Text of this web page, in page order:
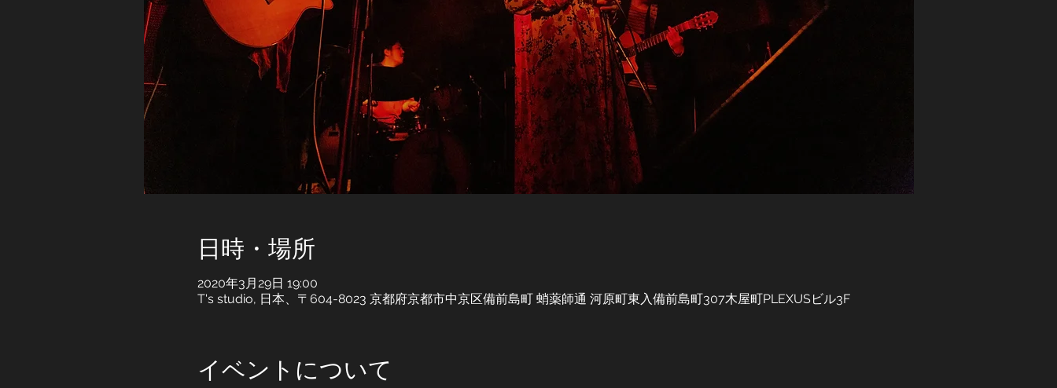
日時・場所
2020年3月29日 19:00
T's studio, 日本、〒604-8023 京都府京都市中京区備前島町 蛸薬師通 河原町東入備前島町307木屋町PLEXUSビル3F
イベントについて